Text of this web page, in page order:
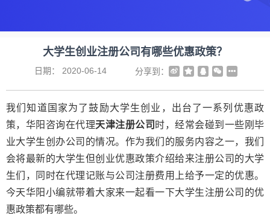
大学生创业注册公司有哪些优惠政策？
日期： 2020-06-14 分享到：
我们知道国家为了鼓励大学生创业，出台了一系列优惠政
策，华阳咨询在代理天津注册公司 时，经常会碰到一些刚毕
业大学生创办公司的情况。作为我们的服务内容之一，我们
会将最新的大学生但创业优惠政策介绍给来注册公司的大学
生们，同时在代理记账与公司注册费用上给予一定的优惠。
今天华阳小编就带着大家来一起看一下大学生注册公司的优
惠政策都有哪些。